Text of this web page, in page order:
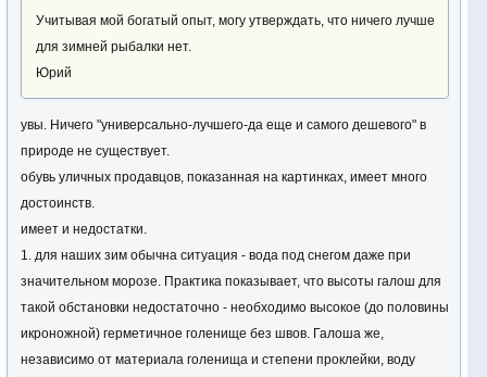
Учитывая мой богатый опыт, могу утверждать, что ничего лучше
для зимней рыбалки нет.
Юрий
увы. Ничего "универсально-лучшего-да еще и самого дешевого" в
природе не существует.
обувь уличных продавцов, показанная на картинках, имеет много
достоинств.
имеет и недостатки.
1. для наших зим обычна ситуация - вода под снегом даже при
значительном морозе. Практика показывает, что высоты галош для
такой обстановки недостаточно - необходимо высокое (до половины
икроножной) герметичное голенище без швов. Галоша же,
независимо от материала голенища и степени проклейки, воду